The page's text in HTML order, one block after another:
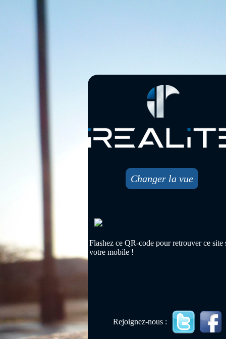
Changer la vue
Flashez ce QR-code pour retrouver ce site
votre mobile !
Rejoignez-nous :